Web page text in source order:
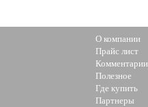
О компании
Прайс лист
Комментарии
Полезное
Где купить
Партнеры